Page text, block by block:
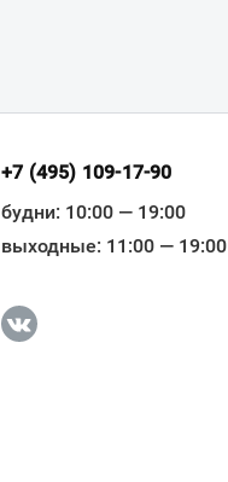
+7 (495) 109-17-90
будни: 10:00 — 19:00
выходные: 11:00 — 19:00